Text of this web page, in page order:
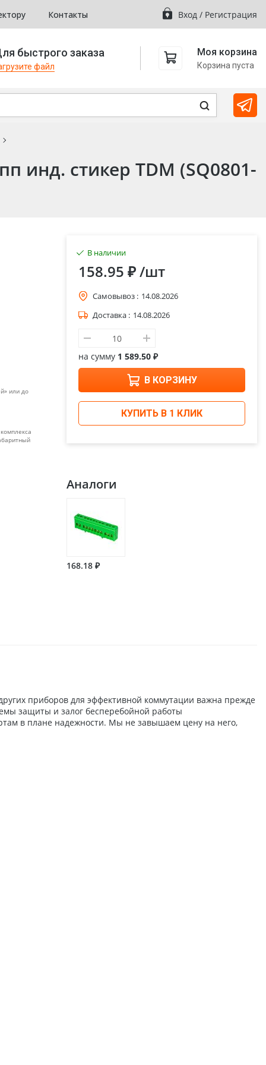
Контакты Вход / Регистрация
быстрого заказа
файл
Моя корзина
Корзина пуста
инд. стикер TDM (SQ0801-
или до
В наличии
158.95 ₽/шт
Самовывоз : 14.08.2026
Доставка : 14.08.2026
на сумму 1 589.50 ₽
В КОРЗИНУ
КУПИТЬ В 1 КЛИК
Аналоги
168.18 ₽
приборов для эффективной коммутации важна прежде
защиты и залог бесперебойной работы
в плане надежности. Мы не завышаем цену на него,